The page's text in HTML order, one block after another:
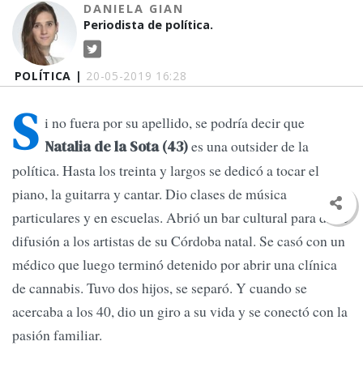
POLÍTICA | 20-05-2019 16:28
DANIELA GIAN
Periodista de política.
S i no fuera por su apellido, se podría decir que
Natalia de la Sota (43)es una outsider de la
política. Hasta los treinta y largos se dedicó a tocar el
piano, la guitarra y cantar. Dio clases de música
particulares y en escuelas. Abrió un bar cultural para darle
difusión a los artistas de su Córdoba natal. Se casó con un
médico que luego terminó detenido por abrir una clínica
de cannabis. Tuvo dos hijos, se separó. Y cuando se
acercaba a los 40, dio un giro a su vida y se conectó con la
pasión familiar.